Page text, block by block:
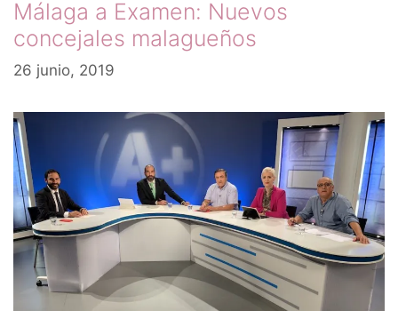
Málaga a Examen: Nuevos
concejales malagueños
26 junio, 2019